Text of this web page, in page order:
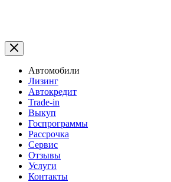
Автомобили
Лизинг
Автокредит
Trade-in
Выкуп
Госпрограммы
Рассрочка
Сервис
Отзывы
Услуги
Контакты